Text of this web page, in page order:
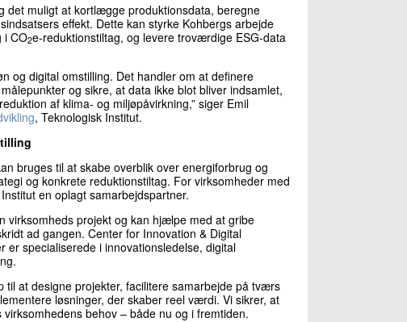
det muligt at kortlægge produktionsdata, beregne
effekt. Dette kan styrke Kohbergs arbejde
i CO2e-reduktionstiltag, og levere troværdige ESG-data
og digital omstilling. Det handler om at definere
og sikre, at data ikke blot bliver indsamlet,
af klima- og miljøpåvirkning,” siger Emil
, Teknologisk Institut.
bruges til at skabe overblik over energiforbrug og
og konkrete reduktionstiltag. For virksomheder med
en oplagt samarbejdspartner.
virksomheds projekt og kan hjælpe med at gribe
ad gangen. Center for Innovation & Digital
specialiserede i innovationsledelse, digital
at designe projekter, facilitere samarbejde på tværs
løsninger, der skaber reel værdi. Vi sikrer, at
behov – både nu og i fremtiden.